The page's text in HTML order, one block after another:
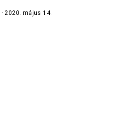
2020. május 14.